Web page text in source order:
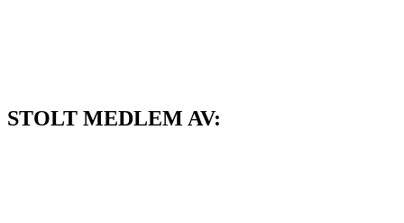
STOLT MEDLEM AV: